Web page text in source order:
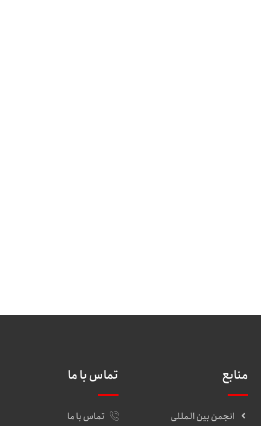
منابع
انجمن بین المللی
تماس با ما
تماس با ما